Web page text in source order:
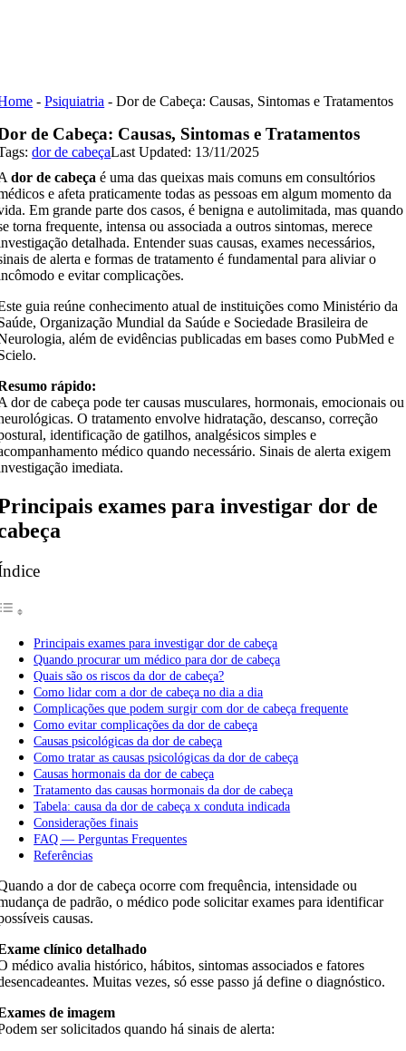
-Psiquiatria -Dor de Cabeça: Causas, Sintomas e Tratamentos
de Cabeça: Causas, Sintomas e Tratamentos
dor de cabeçaLast Updated: 13/11/2025
dor de cabeça é uma das queixas mais comuns em consultórios
e afeta praticamente todas as pessoas em algum momento da
Em grande parte dos casos, é benigna e autolimitada, mas quando
torna frequente, intensa ou associada a outros sintomas, merece
detalhada. Entender suas causas, exames necessários,
de alerta e formas de tratamento é fundamental para aliviar o
e evitar complicações.
guia reúne conhecimento atual de instituições como Ministério da
Organização Mundial da Saúde e Sociedade Brasileira de
além de evidências publicadas em bases como PubMed e
rápido:
dor de cabeça pode ter causas musculares, hormonais, emocionais ou
O tratamento envolve hidratação, descanso, correção
identificação de gatilhos, analgésicos simples e
médico quando necessário. Sinais de alerta exigem
imediata.
exames para investigar dor de
Principais exames para investigar dor de cabeça
Quando procurar um médico para dor de cabeça
Quais são os riscos da dor de cabeça?
Como lidar com a dor de cabeça no dia a dia
Complicações que podem surgir com dor de cabeça frequente
Como evitar complicações da dor de cabeça
Causas psicológicas da dor de cabeça
Como tratar as causas psicológicas da dor de cabeça
Causas hormonais da dor de cabeça
Tratamento das causas hormonais da dor de cabeça
Tabela: causa da dor de cabeça x conduta indicada
Considerações finais
FAQ — Perguntas Frequentes
Referências
a dor de cabeça ocorre com frequência, intensidade ou
de padrão, o médico pode solicitar exames para identificar
causas.
clínico detalhado
médico avalia histórico, hábitos, sintomas associados e fatores
Muitas vezes, só esse passo já define o diagnóstico.
de imagem
ser solicitados quando há sinais de alerta: